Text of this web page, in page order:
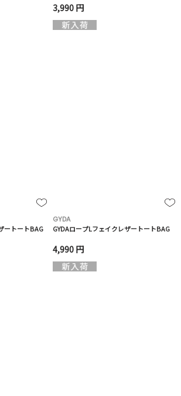
3,990 円
ートートBAG
GYDA
GYDAロープLフェイクレザートートBAG
4,990 円